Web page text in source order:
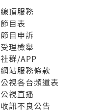
線頂服務
節目表
節目申訴
受理檢舉
社群/APP
網站服務條款
公視各台頻道表
公視直播
收訊不良公告